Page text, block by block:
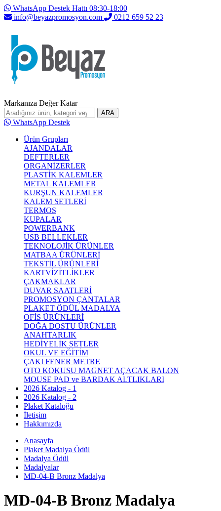
WhatsApp Destek Hattı 08:30-18:00
info@beyazpromosyon.com
0212 659 52 23
Markanıza Değer Katar
ARA
WhatsApp Destek
Ürün Grupları
AJANDALAR
DEFTERLER
ORGANİZERLER
PLASTİK KALEMLER
METAL KALEMLER
KURŞUN KALEMLER
KALEM SETLERİ
TERMOS
KUPALAR
POWERBANK
USB BELLEKLER
TEKNOLOJİK ÜRÜNLER
MATBAA ÜRÜNLERİ
TEKSTİL ÜRÜNLERİ
KARTVİZİTLİKLER
ÇAKMAKLAR
DUVAR SAATLERİ
PROMOSYON ÇANTALAR
PLAKET ÖDÜL MADALYA
OFİS ÜRÜNLERİ
DOĞA DOSTU ÜRÜNLER
ANAHTARLIK
HEDİYELİK SETLER
OKUL VE EĞİTİM
ÇAKI FENER METRE
OTO KOKUSU MAGNET AÇACAK BALON
MOUSE PAD ve BARDAK ALTLIKLARI
2026 Katalog - 1
2026 Katalog - 2
Plaket Kataloğu
İletişim
Hakkımızda
Anasayfa
Plaket Madalya Ödül
Madalya Ödül
Madalyalar
MD-04-B Bronz Madalya
MD-04-B Bronz Madalya